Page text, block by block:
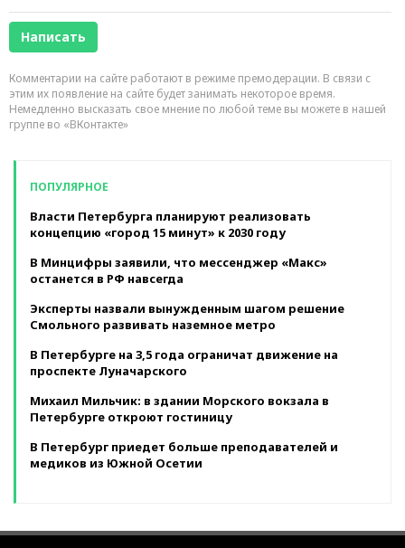
Комментарии на сайте работают в режиме премодерации. В связи с
этим их появление на сайте будет занимать некоторое время.
Немедленно высказать свое мнение по любой теме вы можете в нашей
группе во «ВКонтакте»
ПОПУЛЯРНОЕ
Власти Петербурга планируют реализовать
концепцию «город 15 минут» к 2030 году
В Минцифры заявили, что мессенджер «Макс»
останется в РФ навсегда
Эксперты назвали вынужденным шагом решение
Смольного развивать наземное метро
В Петербурге на 3,5 года ограничат движение на
проспекте Луначарского
Михаил Мильчик: в здании Морского вокзала в
Петербурге откроют гостиницу
В Петербург приедет больше преподавателей и
медиков из Южной Осетии